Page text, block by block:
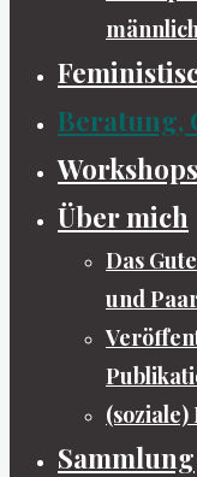
Beratung,
Über mich
Das
und
(soziale)
Sammlung